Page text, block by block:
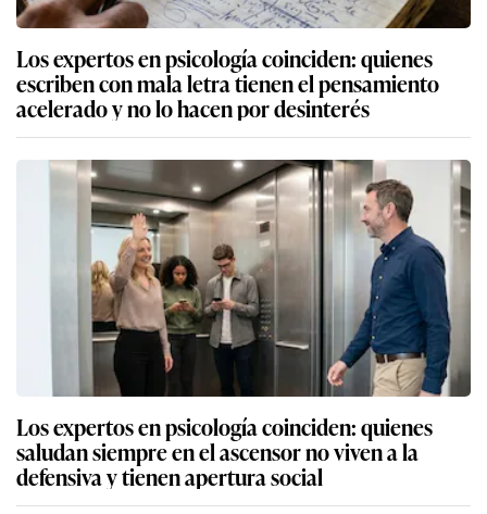
Los expertos en psicología coinciden: quienes
escriben con mala letra tienen el pensamiento
acelerado y no lo hacen por desinterés
Los expertos en psicología coinciden: quienes
saludan siempre en el ascensor no viven a la
defensiva y tienen apertura social